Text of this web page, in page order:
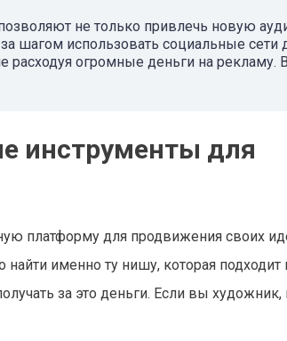
не только привлечь новую
шагом использовать социальные сети
огромные деньги на рекламу.
инструменты для
платформу для продвижения своих
именно ту нишу, которая
за это деньги. Если вы